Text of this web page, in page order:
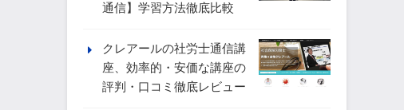
通信】学習方法徹底比較
クレアールの社労士通信講
座、効率的・安価な講座の
評判・口コミ徹底レビュー